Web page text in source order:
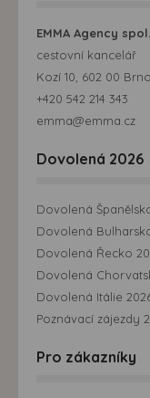
EMMA Agency
cestovní kancelář
Kozí 10, 602 00 Brno
+420 542 214 343
emma@emma.cz
Dovolená 2026
Dovolená
Dovolená
Dovolená Řecko
Dovolená
Dovolená Itálie
Poznávací zájezdy
Pro zákazníky